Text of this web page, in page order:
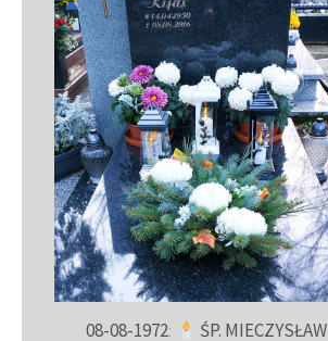
08-08-1972:
ŚP. MIECZYSŁAW